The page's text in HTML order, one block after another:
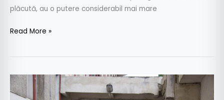
plăcută, au o putere considerabil mai mare
Read More »
Test
drive